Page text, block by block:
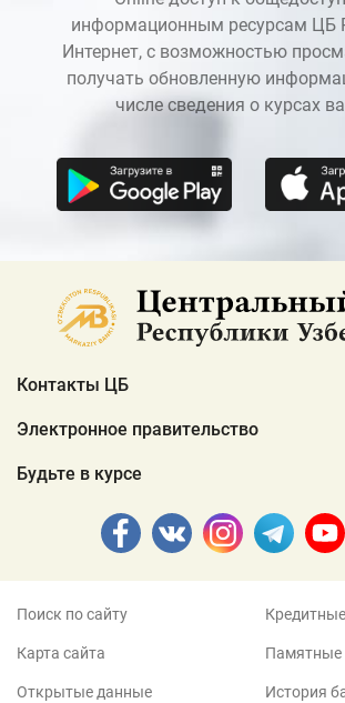
информационным ресурсам ЦБ
Интернет, с возможностью
получать обновленную
числе сведения о курсах
Контакты ЦБ
Электронное правительство
Будьте в курсе
Поиск по сайту
Карта сайта
Открытые данные
Памятные
История